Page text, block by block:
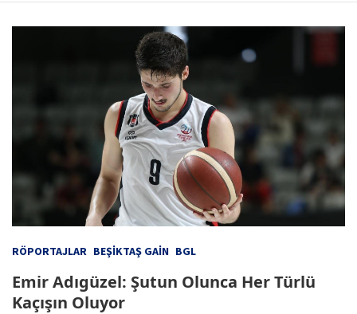
RÖPORTAJLAR BEŞIKTAŞ GAIN BGL
Emir Adıgüzel: Şutun Olunca Her Türlü
Kaçışın Oluyor